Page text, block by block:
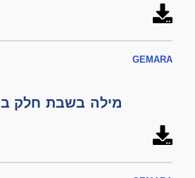
GEMARA
Shiur 49 - מילה בשבת חלק ב